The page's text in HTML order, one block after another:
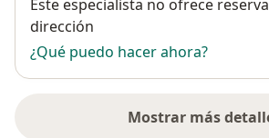
Este especialista no ofrece
dirección
¿Qué puedo hacer ahora?
Mostrar mássobre la